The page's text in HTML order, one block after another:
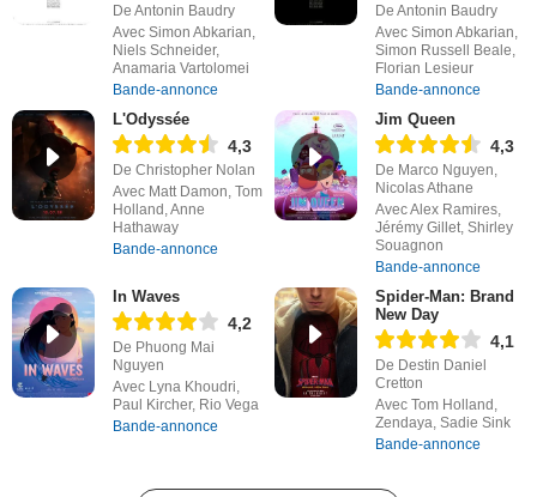
De Antonin Baudry
Avec Simon Abkarian,
Niels Schneider,
Anamaria Vartolomei
Bande-annonce
De Antonin Baudry
Avec Simon Abkarian,
Simon Russell Beale,
Florian Lesieur
Bande-annonce
L'Odyssée
4,3
De Christopher Nolan
Avec Matt Damon, Tom
Holland, Anne
Hathaway
Bande-annonce
Jim Queen
4,3
De Marco Nguyen,
Nicolas Athane
Avec Alex Ramires,
Jérémy Gillet, Shirley
Souagnon
Bande-annonce
In Waves
4,2
De Phuong Mai
Nguyen
Avec Lyna Khoudri,
Paul Kircher, Rio Vega
Bande-annonce
Spider-Man: Brand
New Day
4,1
De Destin Daniel
Cretton
Avec Tom Holland,
Zendaya, Sadie Sink
Bande-annonce